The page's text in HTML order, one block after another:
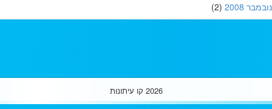
2008
(2)
2026 קו עיתונות